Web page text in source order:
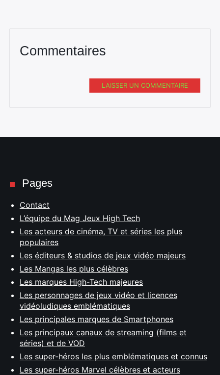
Commentaires
LAISSER UN COMMENTAIRE
Pages
Contact
L’équipe du Mag Jeux High Tech
Les acteurs de cinéma, TV et séries les plus
populaires
Les éditeurs & studios de jeux vidéo majeurs
Les Mangas les plus célèbres
Les marques High-Tech majeures
Les personnages de jeux vidéo et licences
vidéoludiques emblématiques
Les principales marques de Smartphones
Les principaux canaux de streaming (films et
séries) et de VOD
Les super-héros les plus emblématiques et connus
Les super-héros Marvel célèbres et acteurs